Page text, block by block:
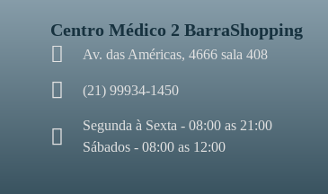
Centro Médico 2 BarraShopping
Av. das Américas, 4666 sala 408
(21) 99934-1450
Segunda à Sexta - 08:00 as 21:00
Sábados - 08:00 as 12:00